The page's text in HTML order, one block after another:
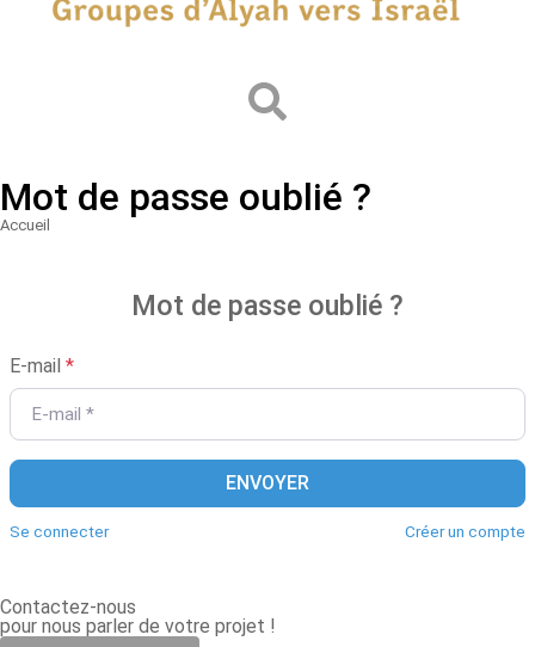
Mot de passe oublié ?
Vous êtes ici :
Accueil
Mot de passe oublié ?
E-mail *
ENVOYER
Se connecter Créer un compte
Contactez-nous
pour nous parler de votre projet !